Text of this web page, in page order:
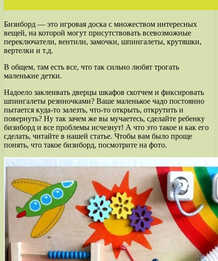
Бизиборд — это игровая доска с множеством интересных
вещей, на которой могут присутствовать всевозможные
переключатели, вентили, замочки, шпингалеты, крутяшки,
вертелки и т.д.
В общем, там есть все, что так сильно любят трогать
маленькие детки.
Надоело заклеивать дверцы шкафов скотчем и фиксировать
шпингалеты резиночками? Ваше маленькое чадо постоянно
пытается куда-то залезть, что-то открыть, открутить и
повернуть? Ну так зачем же вы мучаетесь, сделайте ребенку
бизиборд и все проблемы исчезнут! А что это такое и как его
сделать, читайте в нашей статье. Чтобы вам было проще
понять, что такое бизиборд, посмотрите на фото.